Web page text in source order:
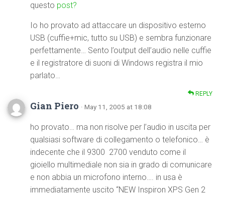
questo post?
Io ho provato ad attaccare un dispositivo esterno
USB (cuffie+mic, tutto su USB) e sembra funzionare
perfettamente… Sento l’output dell’audio nelle cuffie
e il registratore di suoni di Windows registra il mio
parlato…
REPLY
Gian Piero · May 11, 2005 at 18:08
ho provato… ma non risolve per l’audio in uscita per
qualsiasi software di collegamento o telefonico… è
indecente che il 9300  2700 venduto come il
gioiello multimediale non sia in grado di comunicare
e non abbia un microfono interno…. in usa è
immediatamente uscito “NEW Inspiron XPS Gen 2